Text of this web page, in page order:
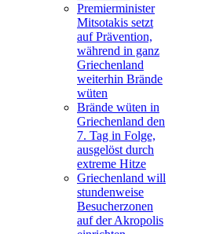
Premierminister
Mitsotakis setzt
auf Prävention,
während in ganz
Griechenland
weiterhin Brände
wüten
Brände wüten in
Griechenland den
7. Tag in Folge,
ausgelöst durch
extreme Hitze
Griechenland will
stundenweise
Besucherzonen
auf der Akropolis